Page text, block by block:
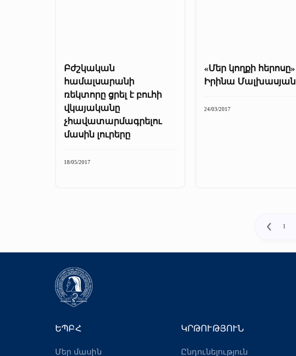
Բժշկական
համալսարանի
ռեկտորը ցրել է բուհի
վկայականը
չհավատարմագրելու
մասին լուրերը
18/05/2017
«Մեր կողքի հերոսը»
Իրինա Մալխասյան
24/03/2017
1
ԵՊԲՀ
Մեր մասին
ԿՐԹՈՒԹՅՈՒՆ
Ընդունելություն